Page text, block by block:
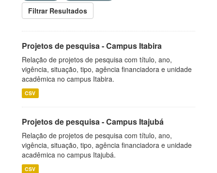
Filtrar Resultados
Projetos de pesquisa - Campus Itabira
Relação de projetos de pesquisa com título, ano,
vigência, situação, tipo, agência financiadora e unidade
acadêmica no campus Itabira.
CSV
Projetos de pesquisa - Campus Itajubá
Relação de projetos de pesquisa com título, ano,
vigência, situação, tipo, agência financiadora e unidade
acadêmica no campus Itajubá.
CSV